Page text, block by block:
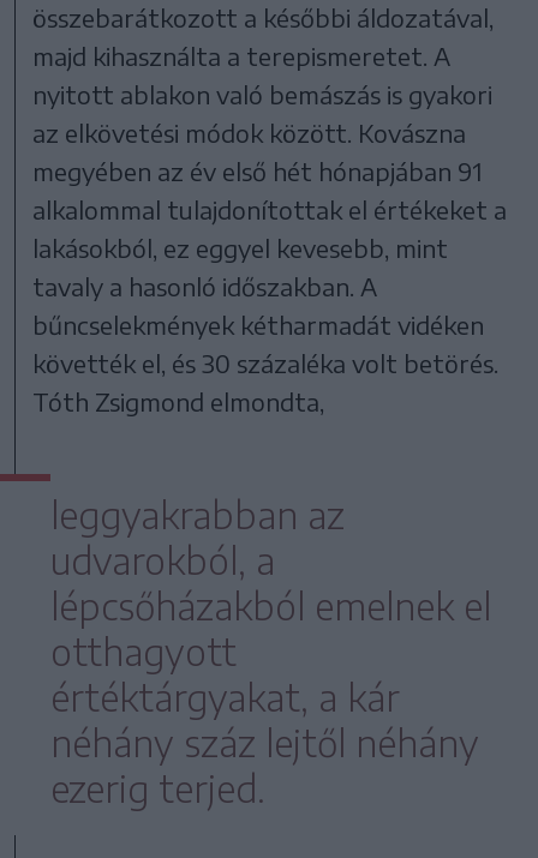
összebarátkozott a későbbi áldozatával,
majd kihasználta a terepismeretet. A
nyitott ablakon való bemászás is gyakori
az elkövetési módok között. Kovászna
megyében az év első hét hónapjában 91
alkalommal tulajdonítottak el értékeket a
lakásokból, ez eggyel kevesebb, mint
tavaly a hasonló időszakban. A
bűncselekmények kétharmadát vidéken
követték el, és 30 százaléka volt betörés.
Tóth Zsigmond elmondta,
leggyakrabban az
udvarokból, a
lépcsőházakból emelnek el
otthagyott
értéktárgyakat, a kár
néhány száz lejtől néhány
ezerig terjed.